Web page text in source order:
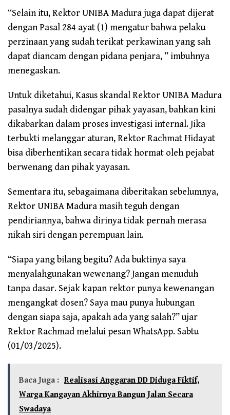
“Selain itu, Rektor UNIBA Madura juga dapat dijerat
dengan Pasal 284 ayat (1) mengatur bahwa pelaku
perzinaan yang sudah terikat perkawinan yang sah
dapat diancam dengan pidana penjara, ” imbuhnya
menegaskan.
Untuk diketahui, Kasus skandal Rektor UNIBA Madura
pasalnya sudah didengar pihak yayasan, bahkan kini
dikabarkan dalam proses investigasi internal. Jika
terbukti melanggar aturan, Rektor Rachmat Hidayat
bisa diberhentikan secara tidak hormat oleh pejabat
berwenang dan pihak yayasan.
Sementara itu, sebagaimana diberitakan sebelumnya,
Rektor UNIBA Madura masih teguh dengan
pendiriannya, bahwa dirinya tidak pernah merasa
nikah siri dengan perempuan lain.
“Siapa yang bilang begitu? Ada buktinya saya
menyalahgunakan wewenang? Jangan menuduh
tanpa dasar. Sejak kapan rektor punya kewenangan
mengangkat dosen? Saya mau punya hubungan
dengan siapa saja, apakah ada yang salah?” ujar
Rektor Rachmad melalui pesan WhatsApp. Sabtu
(01/03/2025).
Baca Juga : Realisasi Anggaran DD Diduga Fiktif,
Warga Kangayan Akhirnya Bangun Jalan Secara
Swadaya